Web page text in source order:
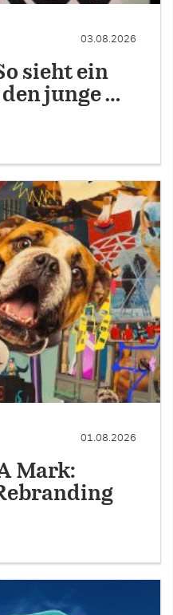
03.08.2026
sieht ein
junge …
01.08.2026
Mark: